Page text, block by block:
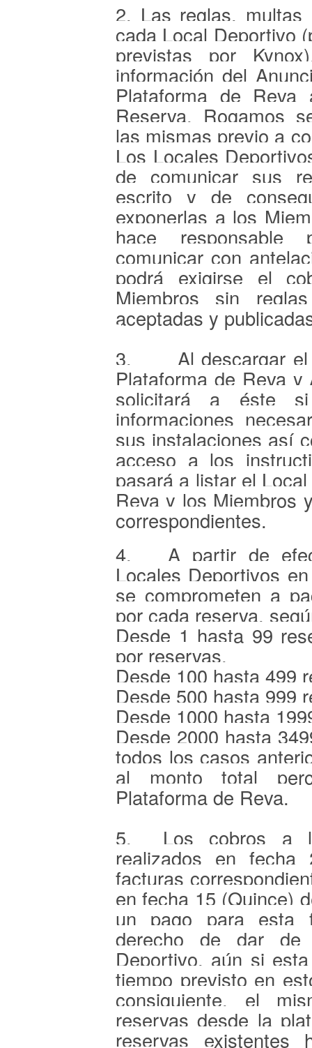
2. Las reglas, multas
cada Local Deportivo
previstas por
información del
Plataforma de
Reserva. Rogamos
las mismas previo a
Los Locales
de comunicar sus
escrito y de
exponerlas a los
hace
comunicar con
podrá exigirse el
Miembros sin
aceptadas y
3. Al descargar
Plataforma de Reva y
solicitará a éste
informaciones
sus instalaciones así
acceso a los
pasará a listar el
Reva y los Miembros
correspondientes.
4. A partir de
Locales Deportivos
se comprometen a
por cada reserva,
Desde 1 hasta 99
por reservas.
Desde 100 hasta 499
Desde 500 hasta 999
Desde 1000 hasta
Desde 2000 hasta
todos los casos
al monto total
Plataforma de Reva.
5. Los cobros a
realizados en
facturas
en fecha 15 (Quince)
un pago para esta
derecho de dar
Deportivo, aún si
tiempo previsto en
consiguiente, el
reservas desde la
reservas existentes